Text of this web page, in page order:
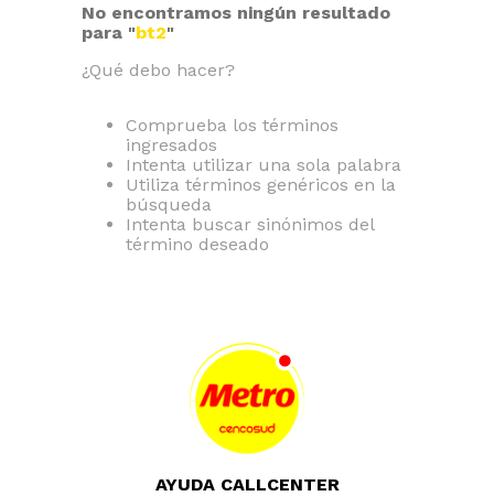
No encontramos ningún resultado
para "bt2"
¿Qué debo hacer?
Comprueba los términos
ingresados
Intenta utilizar una sola palabra
Utiliza términos genéricos en la
búsqueda
Intenta buscar sinónimos del
término deseado
AYUDA CALLCENTER